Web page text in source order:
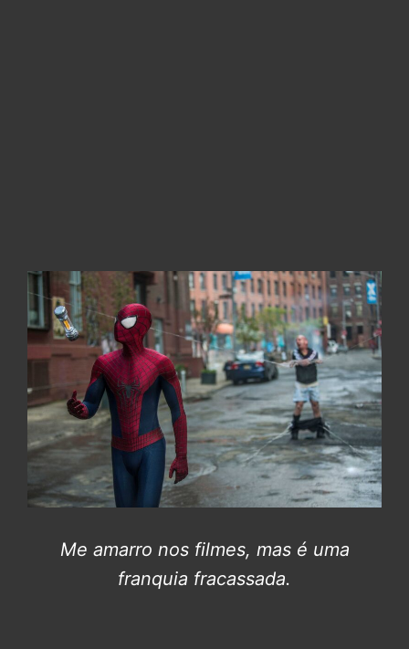
Me amarro nos filmes, mas é uma
franquia fracassada.